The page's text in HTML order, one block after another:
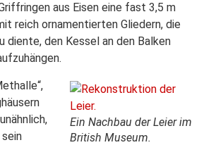
aus Eisen eine fast 3,5 m
reich ornamentierten Gliedern, die
den Kessel an den Balken
Ein Nachbau der Leier im
British Museum.